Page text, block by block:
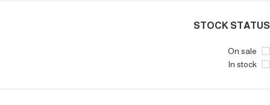
STOCK STATUS
On sale
In stock